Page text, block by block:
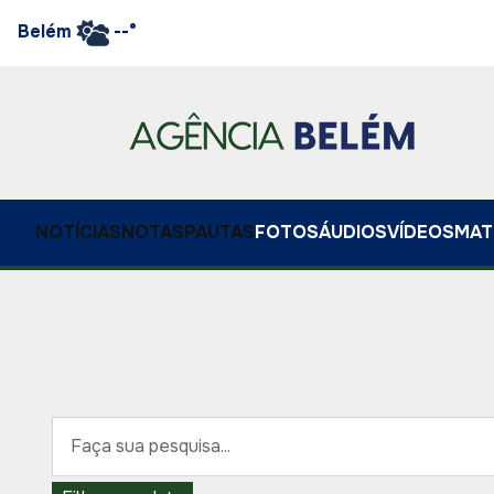
Belém --°
NOTÍCIASNOTASPAUTASFOTOSÁUDIOSVÍDEOS